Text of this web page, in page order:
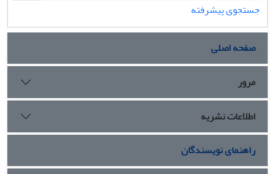
جستجوی پیشرفته
صفحه اصلی
مرور
اطلاعات نشریه
راهنمای نویسندگان